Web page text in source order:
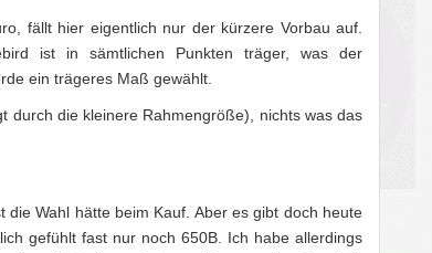
fällt hier eigentlich nur der kürzere Vorbau auf.
ist in sämtlichen Punkten träger, was der
ein trägeres Maß gewählt.
durch die kleinere Rahmengröße), nichts was das
Wahl hätte beim Kauf. Aber es gibt doch heute
gefühlt fast nur noch 650B. Ich habe allerdings